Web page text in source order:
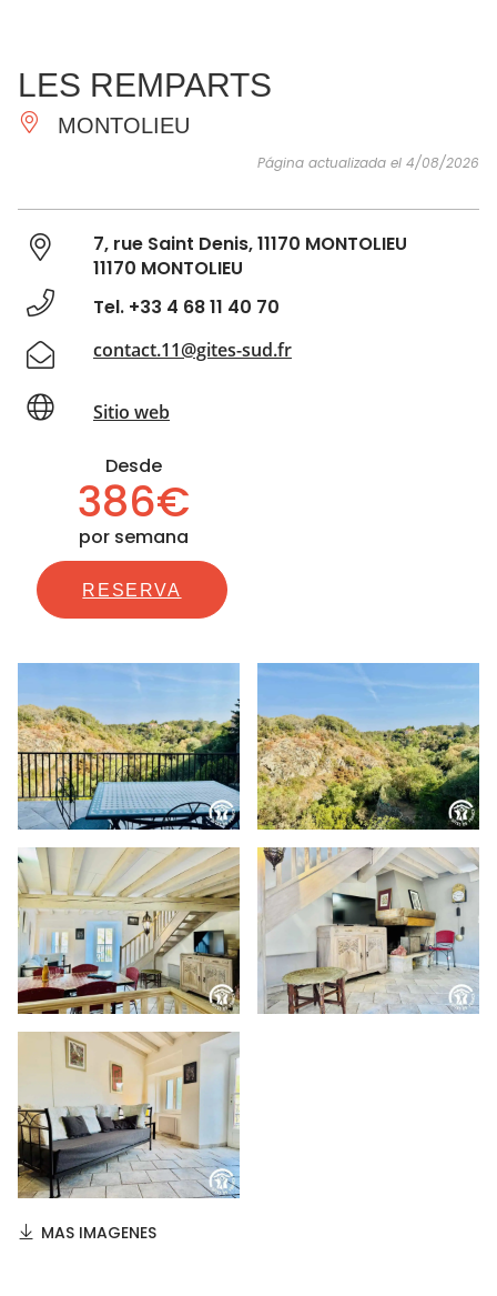
IMPRESCINDIBLES
HACER
LES REMPARTS
MONTOLIEU
Página actualizada el 4/08/2026
7, rue Saint Denis, 11170 MONTOLIEU
11170 MONTOLIEU
Tel. +33 4 68 11 40 70
contact.11@gites-sud.fr
Sitio web
Desde
386€
por semana
RESERVA
MAS IMAGENES